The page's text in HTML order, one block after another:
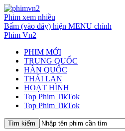
Phim xem nhiều
Bấm (vào đây) hiện MENU chính
Phim Vn2
PHIM MỚI
TRUNG QUỐC
HÀN QUỐC
THÁI LAN
HOẠT HÌNH
Top Phim TikTok
Top Phim TikTok